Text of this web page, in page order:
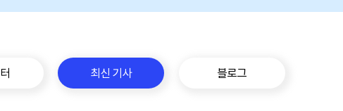
최신 기사 블로그